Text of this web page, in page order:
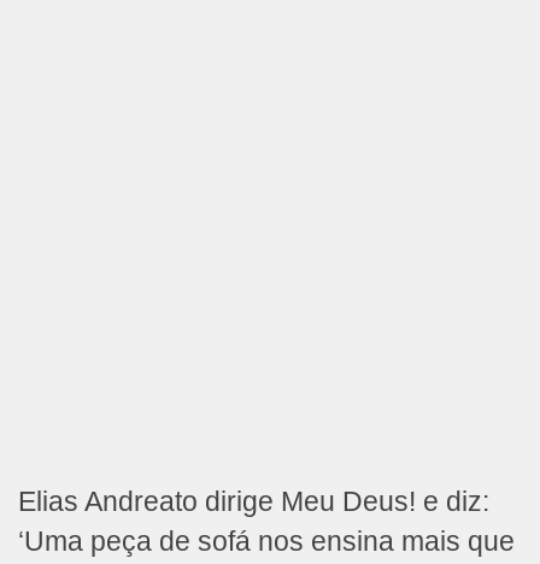
Elias Andreato dirige Meu Deus! e diz:
‘Uma peça de sofá nos ensina mais que